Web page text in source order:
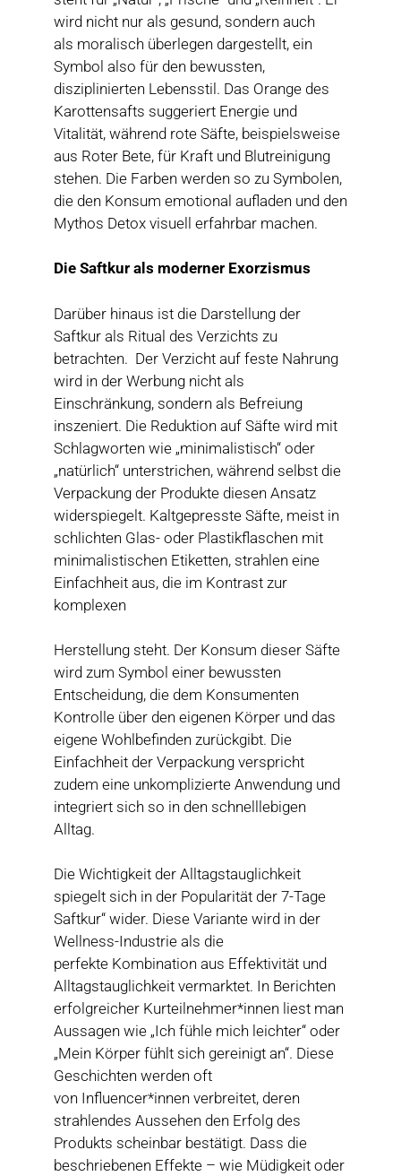
wird nicht nur als gesund, sondern auch
als moralisch überlegen dargestellt, ein
Symbol also für den bewussten,
disziplinierten Lebensstil. Das Orange des
Karottensafts suggeriert Energie und
Vitalität, während rote Säfte, beispielsweise
aus Roter Bete, für Kraft und Blutreinigung
stehen. Die Farben werden so zu Symbolen,
die den Konsum emotional aufladen und den
Mythos Detox visuell erfahrbar machen.
Die Saftkur als moderner Exorzismus
Darüber hinaus ist die Darstellung der
Saftkur als Ritual des Verzichts zu
betrachten. Der Verzicht auf feste Nahrung
wird in der Werbung nicht als
Einschränkung, sondern als Befreiung
inszeniert. Die Reduktion auf Säfte wird mit
Schlagworten wie „minimalistisch“ oder
„natürlich“ unterstrichen, während selbst die
Verpackung der Produkte diesen Ansatz
widerspiegelt. Kaltgepresste Säfte, meist in
schlichten Glas- oder Plastikflaschen mit
minimalistischen Etiketten, strahlen eine
Einfachheit aus, die im Kontrast zur
komplexen
Herstellung steht. Der Konsum dieser Säfte
wird zum Symbol einer bewussten
Entscheidung, die dem Konsumenten
Kontrolle über den eigenen Körper und das
eigene Wohlbefinden zurückgibt. Die
Einfachheit der Verpackung verspricht
zudem eine unkomplizierte Anwendung und
integriert sich so in den schnelllebigen
Alltag.
Die Wichtigkeit der Alltagstauglichkeit
spiegelt sich in der Popularität der 7-Tage
Saftkur“ wider. Diese Variante wird in der
Wellness-Industrie als die
perfekte Kombination aus Effektivität und
Alltagstauglichkeit vermarktet. In Berichten
erfolgreicher Kurteilnehmer*innen liest man
Aussagen wie „Ich fühle mich leichter“ oder
„Mein Körper fühlt sich gereinigt an“. Diese
Geschichten werden oft
von Influencer*innen verbreitet, deren
strahlendes Aussehen den Erfolg des
Produkts scheinbar bestätigt. Dass die
beschriebenen Effekte – wie Müdigkeit oder